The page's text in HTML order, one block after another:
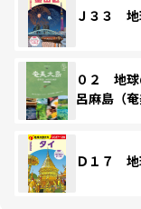
Ｊ３３
０２ 地
呂麻島（
Ｄ１７